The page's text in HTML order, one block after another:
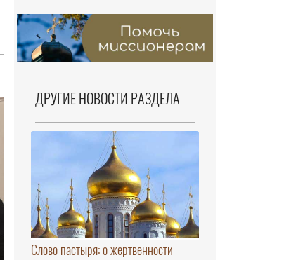
ДРУГИЕ НОВОСТИ РАЗДЕЛА
Слово пастыря: о жертвенности